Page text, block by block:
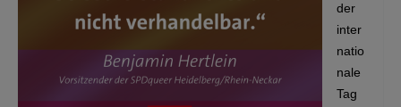
der
inter
natio
nale
Tag